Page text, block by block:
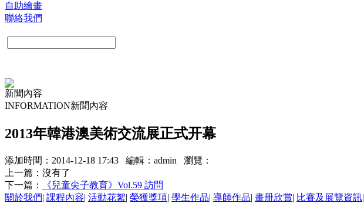
自助繪畫
聯絡我們
新聞內容
INFORMATION新聞內容
2013年韓港澳美術交流展正式开幕
添加時間：2014-12-18 17:43 編輯：admin 瀏覽：
上一篇：沒有了
下一篇：
《兒童尖子教育》Vol.59 訪問
關於我們| 課程內容| 活動花絮| 榮獲獎項| 學生作品| 導師作品| 畫册欣賞| 比賽及展覽資訊|